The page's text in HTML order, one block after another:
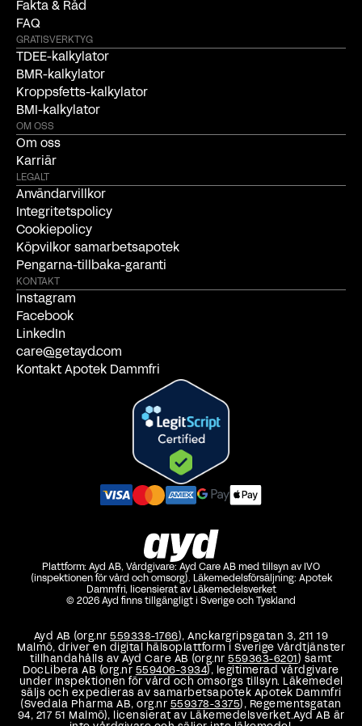
Fakta & Råd
FAQ
GRATISVERKTYG
TDEE-kalkylator
BMR-kalkylator
Kroppsfetts-kalkylator
BMI-kalkylator
OM OSS
Om oss
Karriär
LEGALT
Användarvillkor
Integritetspolicy
Cookiepolicy
Köpvilkor samarbetsapotek
Pengarna-tillbaka-garanti
KONTAKT
Instagram
Facebook
LinkedIn
care@getayd.com
Kontakt Apotek Dammfri
Plattform: Ayd AB, Vårdgivare: Ayd Care AB med tillsyn av IVO
(inspektionen för vård och omsorg). Läkemedelsförsäljning: Apotek
Dammfri, licensierat av Läkemedelsverket
© 2026 Ayd finns tillgängligt i Sverige och Tyskland
Ayd AB (org.nr559338-1766), Anckargripsgatan 3, 211 19
Malmö, driver en digital hälsoplattform i Sverige Vårdtjänster
tillhandahålls av Ayd Care AB (org.nr559363-6201 ) samt
DocLibera AB (org.nr 559406-3934), legitimerad vårdgivare
under Inspektionen för vård och omsorgs tillsyn. Läkemedel
säljs och expedieras av samarbetsapotek Apotek Dammfri
(Svedala Pharma AB, org.nr 559378-3375), Regementsgatan
94, 217 51 Malmö), licensierat av Läkemedelsverket.Ayd AB är